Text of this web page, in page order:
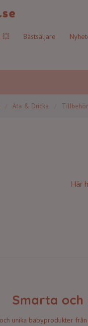
💥 Bästsäljare
Äta & Dricka
Här
Smarta
unika babyprodukter